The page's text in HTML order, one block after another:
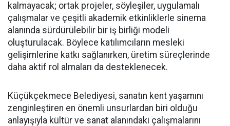
kalmayacak; ortak projeler, söyleşiler, uygulamalı
çalışmalar ve çeşitli akademik etkinliklerle sinema
alanında sürdürülebilir bir iş birliği modeli
oluşturulacak. Böylece katılımcıların mesleki
gelişimlerine katkı sağlanırken, üretim süreçlerinde
daha aktif rol almaları da desteklenecek.
Küçükçekmece Belediyesi, sanatın kent yaşamını
zenginleştiren en önemli unsurlardan biri olduğu
anlayışıyla kültür ve sanat alanındaki çalışmalarını